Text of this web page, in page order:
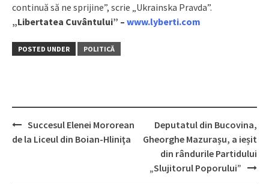
continuă să ne sprijine”, scrie „Ukrainska Pravda”.
„Libertatea Cuvântului” – www.lyberti.com
POSTED UNDER POLITICĂ
Post
Succesul Elenei Mororean
de la Liceul din Boian-Hliniţa
Deputatul din Buсovina,
Gheorghe Mazurașu, a ieșit
din rândurile Partidului
„Slujitorul Poporului”